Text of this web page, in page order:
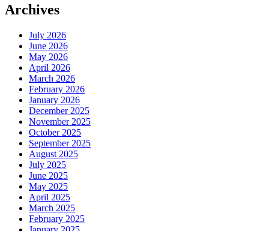
Archives
July 2026
June 2026
May 2026
April 2026
March 2026
February 2026
January 2026
December 2025
November 2025
October 2025
September 2025
August 2025
July 2025
June 2025
May 2025
April 2025
March 2025
February 2025